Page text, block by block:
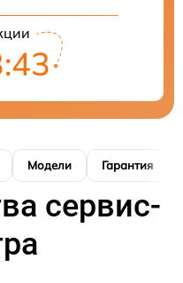
Модели Гарантия
сервис-